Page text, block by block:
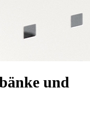
und